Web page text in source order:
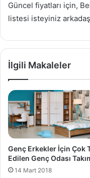
Güncel fiyatları için,
listesi isteyiniz
İlgili Makaleler
Genç Erkekler İçin Çok
Edilen Genç Odası
14 Mart 2018